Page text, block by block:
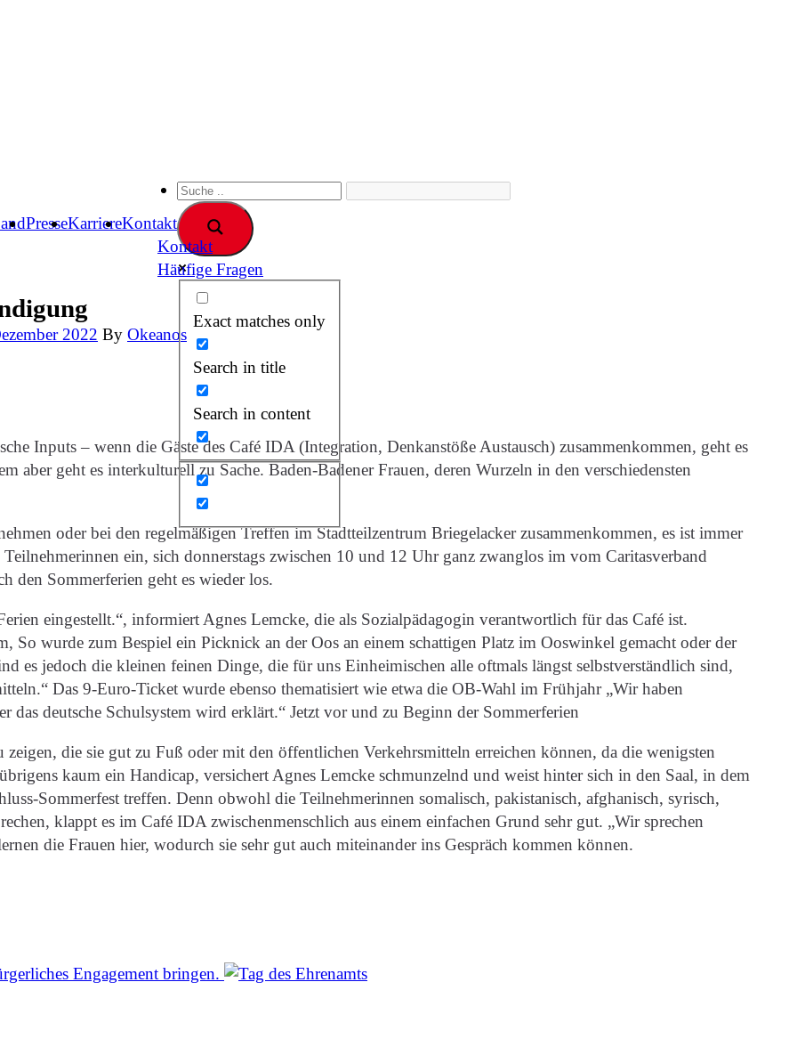
PresseKarriereKontakt
Kontakt
Häufige Fragen
Exact matches only
Search in title
Search in content
2022 By Okeanos
Inputs – wenn die Gäste des Café IDA (Integration, Denkanstöße Austausch) zusammenkommen, geht es
aber geht es interkulturell zu Sache. Baden-Badener Frauen, deren Wurzeln in den verschiedensten
oder bei den regelmäßigen Treffen im Stadtteilzentrum Briegelacker zusammenkommen, es ist immer
ein, sich donnerstags zwischen 10 und 12 Uhr ganz zwanglos im vom Caritasverband
den Sommerferien geht es wieder los.
eingestellt.“, informiert Agnes Lemcke, die als Sozialpädagogin verantwortlich für das Café ist.
So wurde zum Bespiel ein Picknick an der Oos an einem schattigen Platz im Ooswinkel gemacht oder der
es jedoch die kleinen feinen Dinge, die für uns Einheimischen alle oftmals längst selbstverständlich sind,
Das 9-Euro-Ticket wurde ebenso thematisiert wie etwa die OB-Wahl im Frühjahr „Wir haben
das deutsche Schulsystem wird erklärt.“ Jetzt vor und zu Beginn der Sommerferien
die sie gut zu Fuß oder mit den öffentlichen Verkehrsmitteln erreichen können, da die wenigsten
kaum ein Handicap, versichert Agnes Lemcke schmunzelnd und weist hinter sich in den Saal, in dem
Sommerfest treffen. Denn obwohl die Teilnehmerinnen somalisch, pakistanisch, afghanisch, syrisch,
klappt es im Café IDA zwischenmenschlich aus einem einfachen Grund sehr gut. „Wir sprechen
die Frauen hier, wodurch sie sehr gut auch miteinander ins Gespräch kommen können.
Engagement bringen.